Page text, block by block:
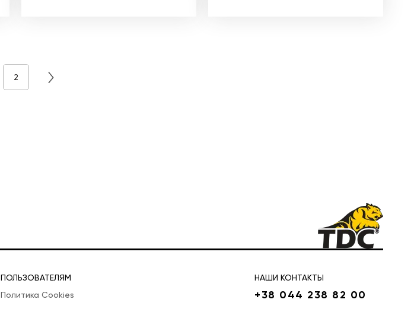
2
ПОЛЬЗОВАТЕЛЯМ
Политика Cookies
НАШИ КОНТАКТЫ
+38 044 238 82 00